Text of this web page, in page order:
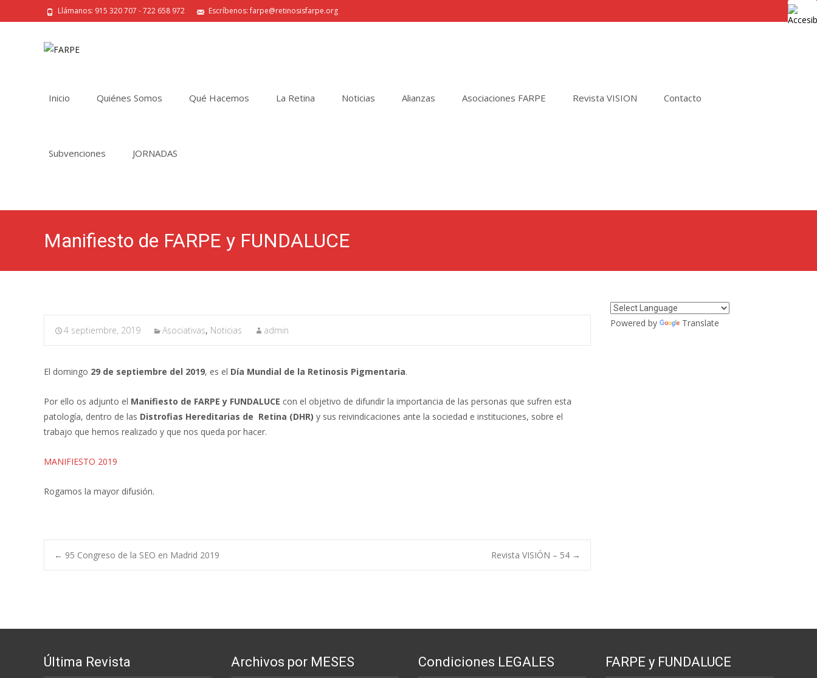
Llámanos: 915 320 707 - 722 658 972 Escríbenos: farpe@retinosisfarpe.org
Inicio Quiénes Somos Qué Hacemos La Retina Noticias Alianzas Asociaciones FARPE Revista VISION Contacto
Subvenciones JORNADAS
Manifiesto de FARPE y FUNDALUCE
4 septiembre, 2019 Asociativas, Noticias admin
El domingo 29 de septiembre del 2019, es el Día Mundial de la Retinosis Pigmentaria.
Por ello os adjunto el Manifiesto de FARPE y FUNDALUCE con el objetivo de difundir la importancia de las personas que sufren esta
patología, dentro de las Distrofias Hereditarias de Retina (DHR) y sus reivindicaciones ante la sociedad e instituciones, sobre el
trabajo que hemos realizado y que nos queda por hacer.
MANIFIESTO 2019
Rogamos la mayor difusión.
Navegación
entradas
← 95 Congreso de la SEO en Madrid 2019 Revista VISIÓN – 54 →
Powered by Translate
Última Revista Archivos por MESES Condiciones LEGALES FARPE y FUNDALUCE